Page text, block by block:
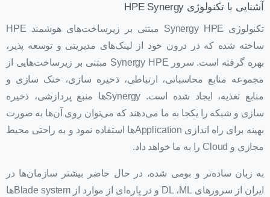
آشنایی با تکنولوژی HPE Synergy
تکنولوژی Synergy HPE مبتنی بر زیرساخت‌های هوشمند HPE
ساخته شده که در درون خود از لینک‌های مدیریتی و توسعه پذیر،
بهره گرفته است. سرور Synergy HPE مبتنی بر زیرساخت‌هایی از
مجموعه منابع محاسباتی، ارتباطی، ذخیره سازی، خنک سازی و
منابع تغذیه، ایجاد شده است. Synergyها منبع پردازشی، ذخیره
سازی و شبکه را یکجا به ما می‌دهند که می‌توان روی آن‌ها به صورت
بهینه برای راه اندازی Application‌ها استفاده نمود و به راحتی محیط
مجازی و Cloud را به ما خواهد داد.
به زبان ساده‌تر و بومی شده، در حال حاضر بیشتر سازمان‌ها در
ایران از سرورهای DL ،ML و در پاره‌ای از موارد از Blade systemها